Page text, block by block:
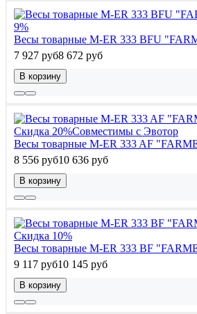
9%
Весы товарные M-ER 333 BFU
7 927 руб8 672 руб
В корзину
Скидка 20%Совместимы с Эвотор
Весы товарные M-ER 333 AF
8 556 руб10 636 руб
В корзину
Скидка 10%
Весы товарные M-ER 333 BF
9 117 руб10 145 руб
В корзину